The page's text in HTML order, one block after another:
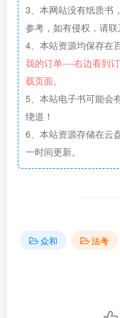
3、本网站没有纸质书
参考，如有侵权，请联
4、本站资源均保存在
我的订单----右边看到
载页面。
5、本站电子书可能会
绕道！
6、本站资源存储在云
一时间更新。
众和 法考